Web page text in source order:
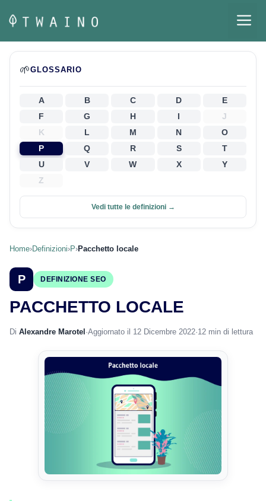
contenuto
🌱GLOSSARIO
A B C D
E
F
G H I
J
K
L M N
O
P
Q R S
T
U
V W X
Y
Z
Vedi tutte le definizioni →
Home›Definizioni›P›Pacchetto locale
P DEFINIZIONE SEO
PACCHETTO LOCALE
Di Alexandre Marotel ·Aggiornato il 12 Dicembre 2022·12 min di lettura